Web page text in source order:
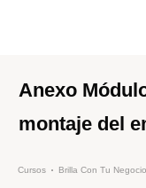
Anexo
montaje del
Cursos Brilla Con Tu Negocio